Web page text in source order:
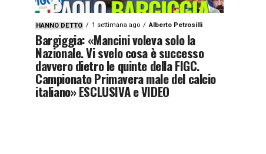
HANNO DETTO 1 settimana ago Alberto Petrosilli
Bargiggia: «Mancini voleva solo la
Nazionale. Vi svelo cosa è successo
davvero dietro le quinte della FIGC.
Campionato Primavera male del calcio
italiano» ESCLUSIVA e VIDEO